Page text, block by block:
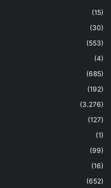
(15)
(30)
(553)
(4)
(685)
(192)
(3.276)
(127)
(1)
(99)
(16)
(652)